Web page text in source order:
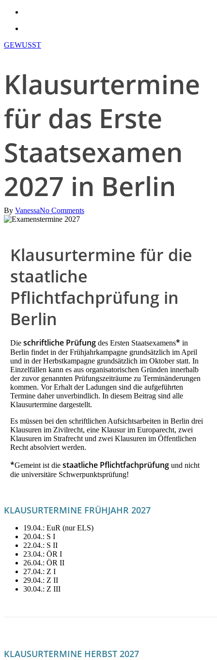
GEWUSST
Klausurtermine
für das Erste
Staatsexamen
2027 in Berlin
By VanessaNo Comments
Klausurtermine für die
staatliche
Pflichtfachprüfung in
Berlin
Dieschriftliche Prüfung des Ersten Staatsexamens* in
Berlin findet in der Frühjahrkampagne grundsätzlich im April
und in der Herbstkampagne grundsätzlich im Oktober statt. In
Einzelfällen kann es aus organisatorischen Gründen innerhalb
der zuvor genannten Prüfungszeiträume zu Terminänderungen
kommen. Vor Erhalt der Ladungen sind die aufgeführten
Termine daher unverbindlich. In diesem Beitrag sind alle
Klausurtermine dargestellt.
Es müssen bei den schriftlichen Aufsichtsarbeiten in Berlin drei
Klausuren im Zivilrecht, eine Klausur im Europarecht, zwei
Klausuren im Strafrecht und zwei Klausuren im Öffentlichen
Recht absolviert werden.
*Gemeint ist diestaatliche Pflichtfachprüfung und nicht
die universitäre Schwerpunktsprüfung!
KLAUSURTERMINE FRÜHJAHR 2027
19.04.: EuR (nur ELS)
20.04.: S I
22.04.: S II
23.04.: ÖR I
26.04.: ÖR II
27.04.: Z I
29.04.: Z II
30.04.: Z III
KLAUSURTERMINE HERBST 2027